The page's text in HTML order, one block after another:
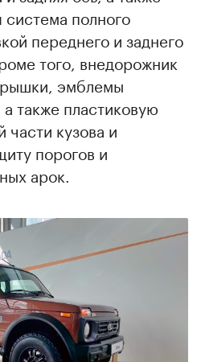
полного
переднего и заднего
того, внедорожник
эмблемы
также пластиковую
кузова и
порогов и
арок.